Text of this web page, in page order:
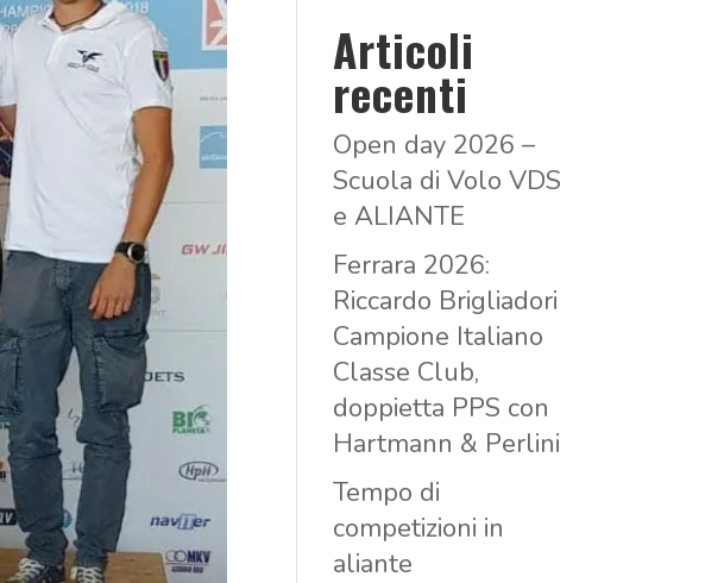
Articoli
recenti
Open day 2026 –
Scuola di Volo VDS
e ALIANTE
Ferrara 2026:
Riccardo Brigliadori
Campione Italiano
Classe Club,
doppietta PPS con
Hartmann & Perlini
Tempo di
competizioni in
aliante